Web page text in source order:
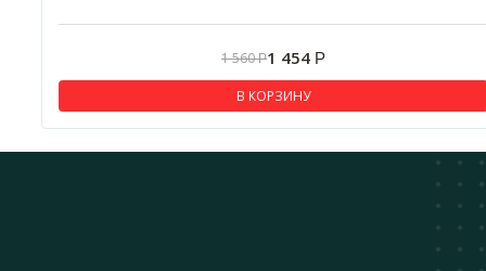
1 560Р1 454 Р
В КОРЗИНУ